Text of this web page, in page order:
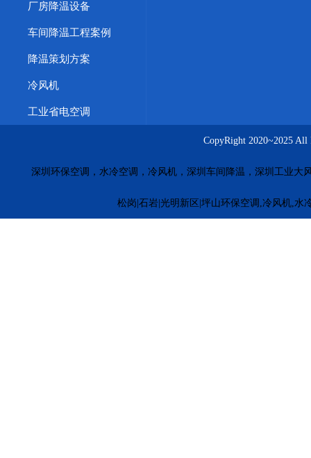
厂房降温设备
车间降温工程案例
降温策划方案
冷风机
工业省电空调
CopyRight 2020~2025
深圳环保空调，水冷空调，冷风机，深圳车间降温，深圳工业大
松岗|石岩|光明新区|坪山环保空调,冷风机,水